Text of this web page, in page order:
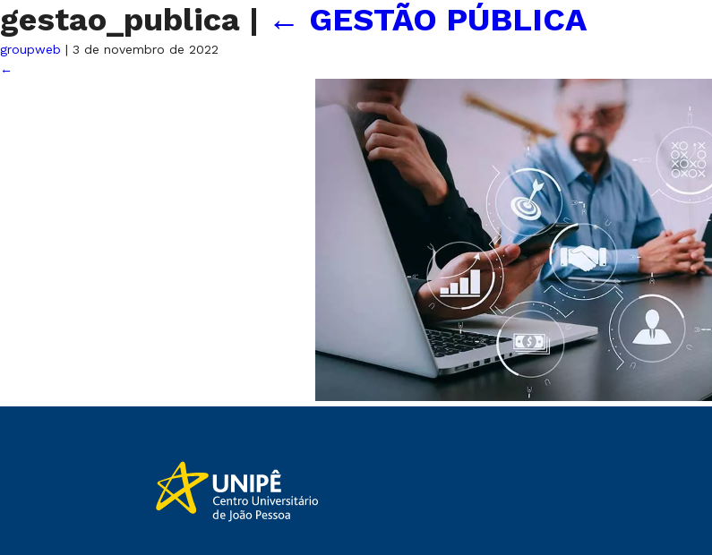
gestao_publica | ← GESTÃO PÚBLICA
groupweb | 3 de novembro de 2022
←